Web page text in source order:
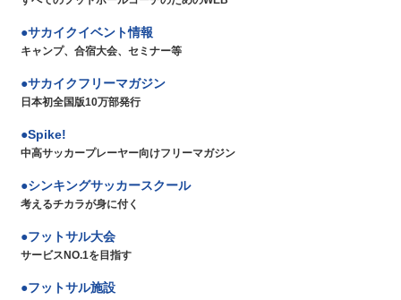
サカイクイベント情報
キャンプ、合宿大会、セミナー等
サカイクフリーマガジン
日本初全国版10万部発行
Spike!
中高サッカープレーヤー向けフリーマガジン
シンキングサッカースクール
考えるチカラが身に付く
フットサル大会
サービスNO.1を目指す
フットサル施設